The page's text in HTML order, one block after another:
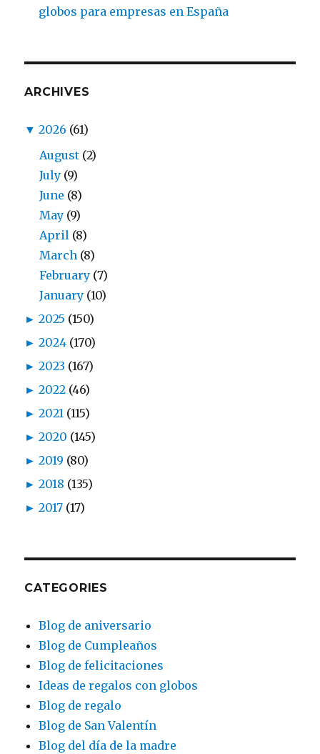
globos para empresas en España
ARCHIVES
▼ 2026 (61)
August (2)
July (9)
June (8)
May (9)
April (8)
March (8)
February (7)
January (10)
► 2025 (150)
► 2024 (170)
► 2023 (167)
► 2022 (46)
► 2021 (115)
► 2020 (145)
► 2019 (80)
► 2018 (135)
► 2017 (17)
CATEGORIES
Blog de aniversario
Blog de Cumpleaños
Blog de felicitaciones
Ideas de regalos con globos
Blog de regalo
Blog de San Valentín
Blog del día de la madre